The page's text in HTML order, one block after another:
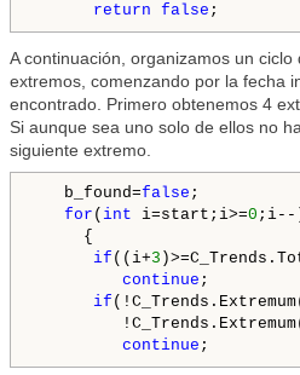
return false
A continuación, organizamos un
extremos, comenzando por la fecha
encontrado. Primero obtenemos 4
Si aunque sea uno solo de ellos no
siguiente extremo.
b_found=false ;
for ( int i=start;i>=0 ;i--
{
if ((i+3
continue ;
if
continue